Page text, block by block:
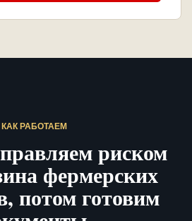
КАК РАБОТАЕМ
риском
фермерских
потом готовим